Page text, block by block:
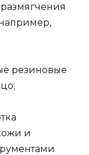
резиновые
и